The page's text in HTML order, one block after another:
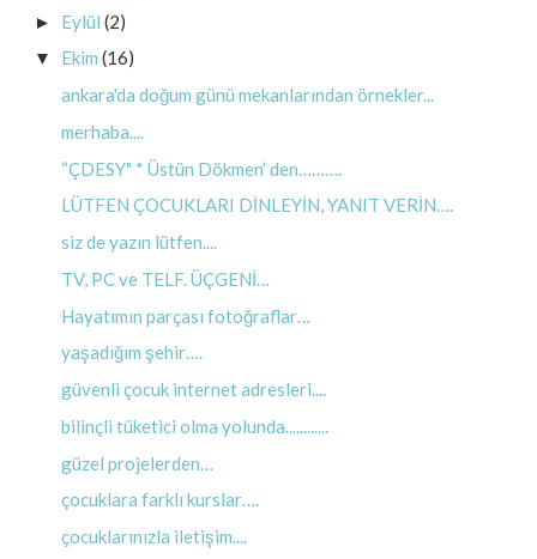
► Eylül (2)
▼ Ekim (16)
ankara'da doğum günü mekanlarından örnekler...
merhaba....
“ÇDESY" * Üstün Dökmen’ den……….
LÜTFEN ÇOCUKLARI DİNLEYİN, YANIT VERİN….
siz de yazın lütfen....
TV, PC ve TELF. ÜÇGENİ…
Hayatımın parçası fotoğraflar…
yaşadığım şehir….
güvenli çocuk internet adresleri....
bilinçli tüketici olma yolunda............
güzel projelerden…
çocuklara farklı kurslar….
çocuklarınızla iletişim....